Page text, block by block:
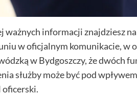
ważnych informacji znajdziesz
w oficjalnym komunikacie, w
w Bydgoszczy, że dwóch
służby może być pod